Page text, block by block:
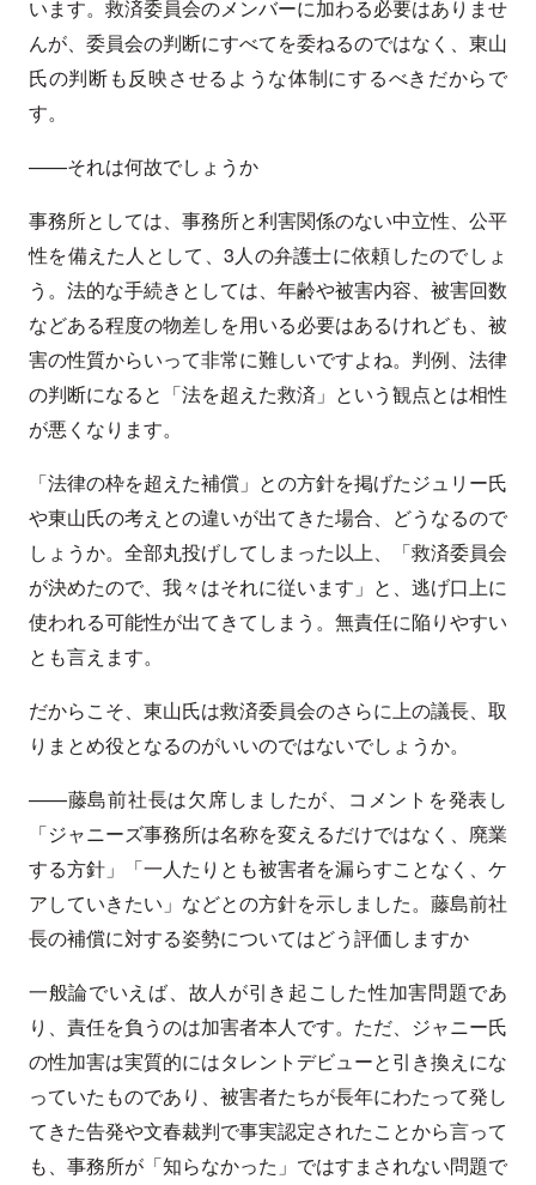
います。救済委員会のメンバーに加わる必要はありませ
んが、委員会の判断にすべてを委ねるのではなく、東山
氏の判断も反映させるような体制にするべきだからで
す。
——それは何故でしょうか
事務所としては、事務所と利害関係のない中立性、公平
性を備えた人として、3人の弁護士に依頼したのでしょ
う。法的な手続きとしては、年齢や被害内容、被害回数
などある程度の物差しを用いる必要はあるけれども、被
害の性質からいって非常に難しいですよね。判例、法律
の判断になると「法を超えた救済」という観点とは相性
が悪くなります。
「法律の枠を超えた補償」との方針を掲げたジュリー氏
や東山氏の考えとの違いが出てきた場合、どうなるので
しょうか。全部丸投げしてしまった以上、「救済委員会
が決めたので、我々はそれに従います」と、逃げ口上に
使われる可能性が出てきてしまう。無責任に陥りやすい
とも言えます。
だからこそ、東山氏は救済委員会のさらに上の議長、取
りまとめ役となるのがいいのではないでしょうか。
——藤島前社長は欠席しましたが、コメントを発表し
「ジャニーズ事務所は名称を変えるだけではなく、廃業
する方針」「一人たりとも被害者を漏らすことなく、ケ
アしていきたい」などとの方針を示しました。藤島前社
長の補償に対する姿勢についてはどう評価しますか
一般論でいえば、故人が引き起こした性加害問題であ
り、責任を負うのは加害者本人です。ただ、ジャニー氏
の性加害は実質的にはタレントデビューと引き換えにな
っていたものであり、被害者たちが長年にわたって発し
てきた告発や文春裁判で事実認定されたことから言って
も、事務所が「知らなかった」ではすまされない問題で